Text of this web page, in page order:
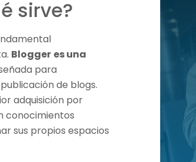
sirve?
Blogger es una
para
de blogs.
adquisición por
conocimientos
sus propios espacios